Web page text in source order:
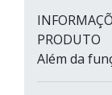
PRODUTO
Além da